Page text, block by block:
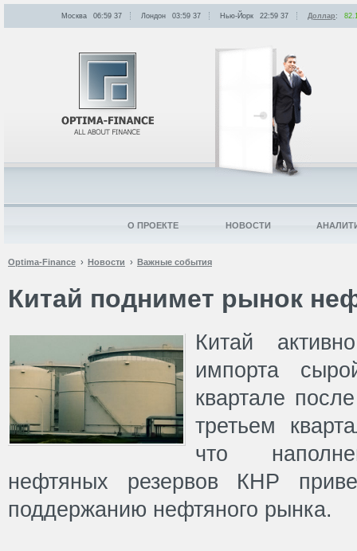
Optima-Finance Новости Важные события
Китай поднимет рынок
Китай
импорта
квартале
третьем
что
нефтяных резервов КНР
поддержанию нефтяного рынка.
Москва 06:59 37 Лондон 03:59 37 Нью-Йорк 22:59 37 Доллар:
О ПРОЕКТЕ НОВОСТИ